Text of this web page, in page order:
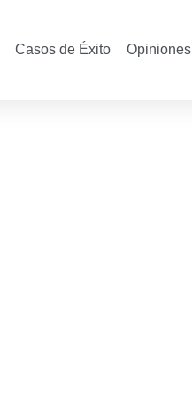
Casos de Éxito Opiniones